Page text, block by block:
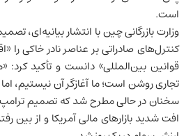
است.
وزارت بازرگانی چین با انتشار بیانیه‌ای،
کنترل‌های صادراتی بر عناصر نادر خاکی را
قوانین بین‌المللی» دانست و تأکید
تجاری روشن است؛ ما آغازگر آن نیستیم،
سخنان در حالی مطرح شد که تصمیم ترامپ
افت شدید بازارهای مالی آمریکاو از بین